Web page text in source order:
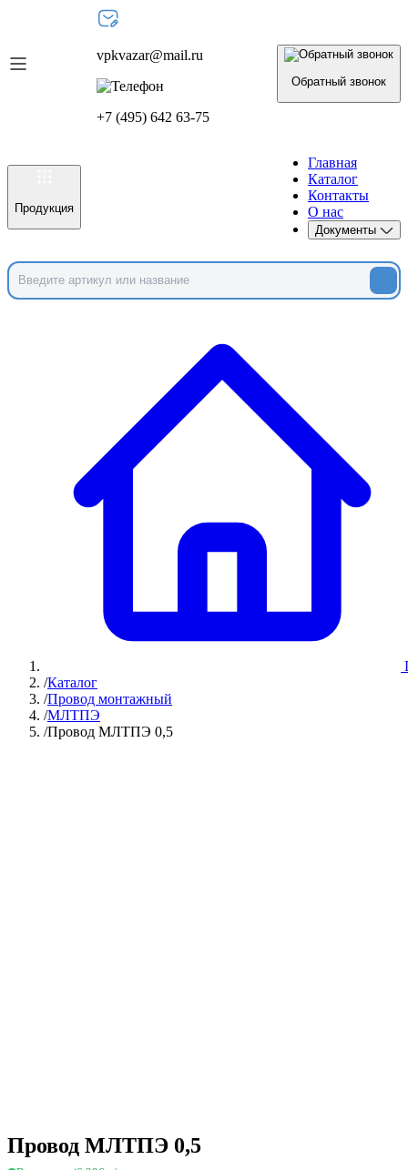
vpkvazar@mail.ru
+7 (495) 642 63-75
Обратный звонок
Продукция
Главная
Каталог
Контакты
О нас
Документы
/Каталог
/Провод монтажный
/МЛТПЭ
/Провод МЛТПЭ 0,5
Провод МЛТПЭ 0,5